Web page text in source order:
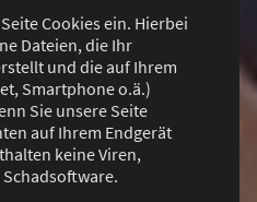
Cookies ein. Hierbei
Dateien, die Ihr
und die auf Ihrem
Smartphone o.ä.)
Sie unsere Seite
auf Ihrem Endgerät
keine Viren,